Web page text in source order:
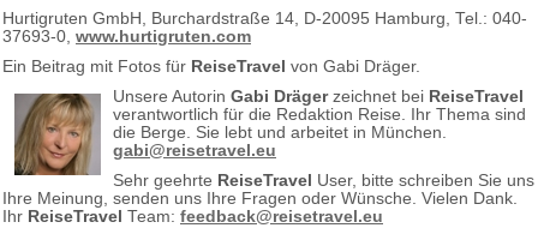
Hurtigruten GmbH, Burchardstraße 14, D-20095 Hamburg, Tel.: 040-
37693-0, www.hurtigruten.com
Ein Beitrag mit Fotos für ReiseTravel von Gabi Dräger.
Unsere Autorin Gabi Drägerzeichnet bei ReiseTravel
verantwortlich für die Redaktion Reise. Ihr Thema sind
die Berge. Sie lebt und arbeitet in München.
gabi@reisetravel.eu
Sehr geehrte ReiseTravel User, bitte schreiben Sie uns
Ihre Meinung, senden uns Ihre Fragen oder Wünsche. Vielen Dank.
Ihr ReiseTravel Team: feedback@reisetravel.eu